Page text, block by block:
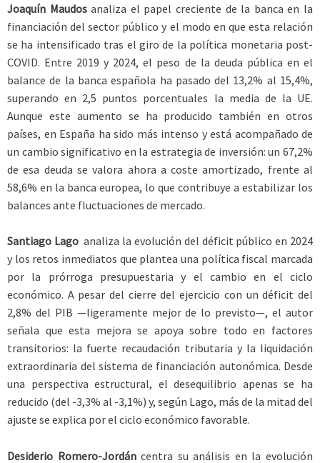
Joaquín Maudosanaliza el papel creciente de la banca en la
financiación del sector público y el modo en que esta relación
se ha intensificado tras el giro de la política monetaria post-
COVID. Entre 2019 y 2024, el peso de la deuda pública en el
balance de la banca española ha pasado del 13,2% al 15,4%,
superando en 2,5 puntos porcentuales la media de la UE.
Aunque este aumento se ha producido también en otros
países, en España ha sido más intenso y está acompañado de
un cambio significativo en la estrategia de inversión: un 67,2%
de esa deuda se valora ahora a coste amortizado, frente al
58,6% en la banca europea, lo que contribuye a estabilizar los
balances ante fluctuaciones de mercado.
Santiago Lagoanaliza la evolución del déficit público en 2024
y los retos inmediatos que plantea una política fiscal marcada
por la prórroga presupuestaria y el cambio en el ciclo
económico. A pesar del cierre del ejercicio con un déficit del
2,8% del PIB —ligeramente mejor de lo previsto—, el autor
señala que esta mejora se apoya sobre todo en factores
transitorios: la fuerte recaudación tributaria y la liquidación
extraordinaria del sistema de financiación autonómica. Desde
una perspectiva estructural, el desequilibrio apenas se ha
reducido (del -3,3% al -3,1%) y, según Lago, más de la mitad del
ajuste se explica por el ciclo económico favorable.
Desiderio Romero-Jordáncentra su análisis en la evolución